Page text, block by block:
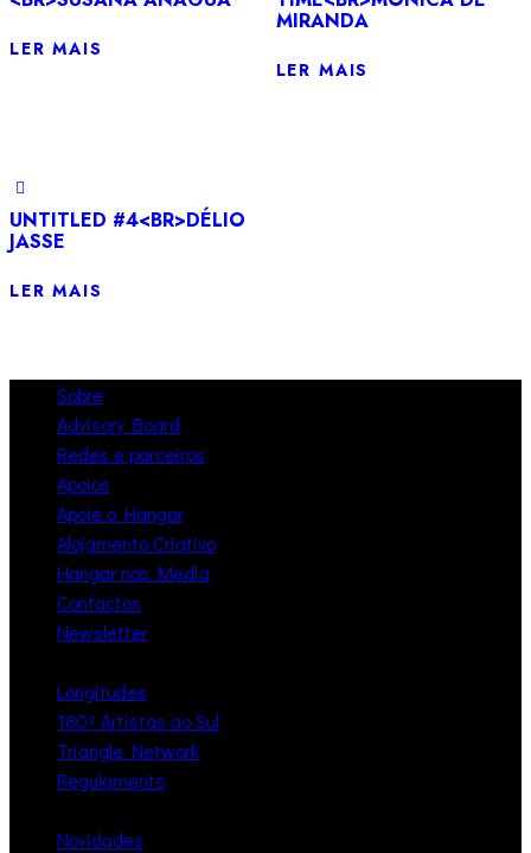
LER MAIS
MIRANDA
LER MAIS
UNTITLED #4<BR>DÉLIO
JASSE
LER MAIS
Sobre
Advisory Board
Redes e parceiros
Apoios
Apoie o Hangar
Alojamento Criativo
Hangar nos Media
Contactos
Newsletter
Longitudes
180º Artistas ao Sul
Triangle Network
Regulamento
Novidades